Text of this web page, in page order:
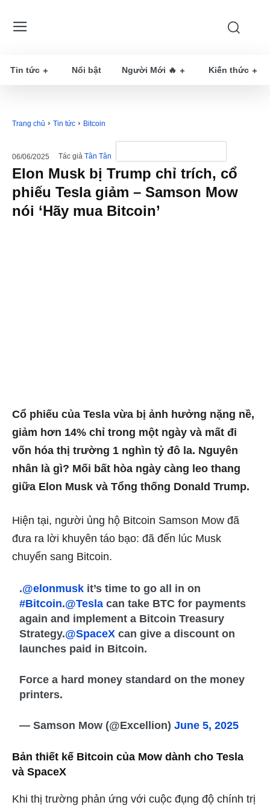
Tin tức Nổi bật Người Mới 🔥 Kiến thức
Trang chủ Tin tức Bitcoin
06/06/2025 Tác giả Tân Tân
Elon Musk bị Trump chỉ trích, cổ
phiếu Tesla giảm – Samson Mow
nói ‘Hãy mua Bitcoin’
Cổ phiếu của Tesla vừa bị ảnh hưởng nặng nề,
giảm hơn 14% chỉ trong một ngày và mất đi
vốn hóa thị trường 1 nghìn tỷ đô la. Nguyên
nhân là gì? Mối bất hòa ngày càng leo thang
giữa Elon Musk và Tổng thống Donald Trump.
Hiện tại, người ủng hộ Bitcoin Samson Mow đã
đưa ra lời khuyên táo bạo: đã đến lúc Musk
chuyển sang Bitcoin.
.@elonmusk it’s time to go all in on
#Bitcoin.@Tesla can take BTC for payments
again and implement a Bitcoin Treasury
Strategy.@SpaceX can give a discount on
launches paid in Bitcoin.
Force a hard money standard on the money
printers.
— Samson Mow (@Excellion)June 5, 2025
Bản thiết kế Bitcoin của Mow dành cho Tesla
và SpaceX
Khi thị trường phản ứng với cuộc đụng độ chính trị